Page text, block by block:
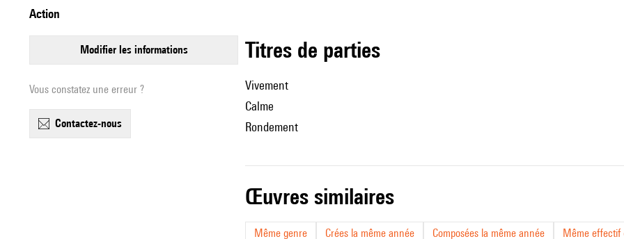
action
modifier les informations
Vous constatez une erreur ?
contactez-nous
Titres de parties
Vivement
Calme
Rondement
œuvres similaires
Même genre Crées la même année Composées la même année Même effectif